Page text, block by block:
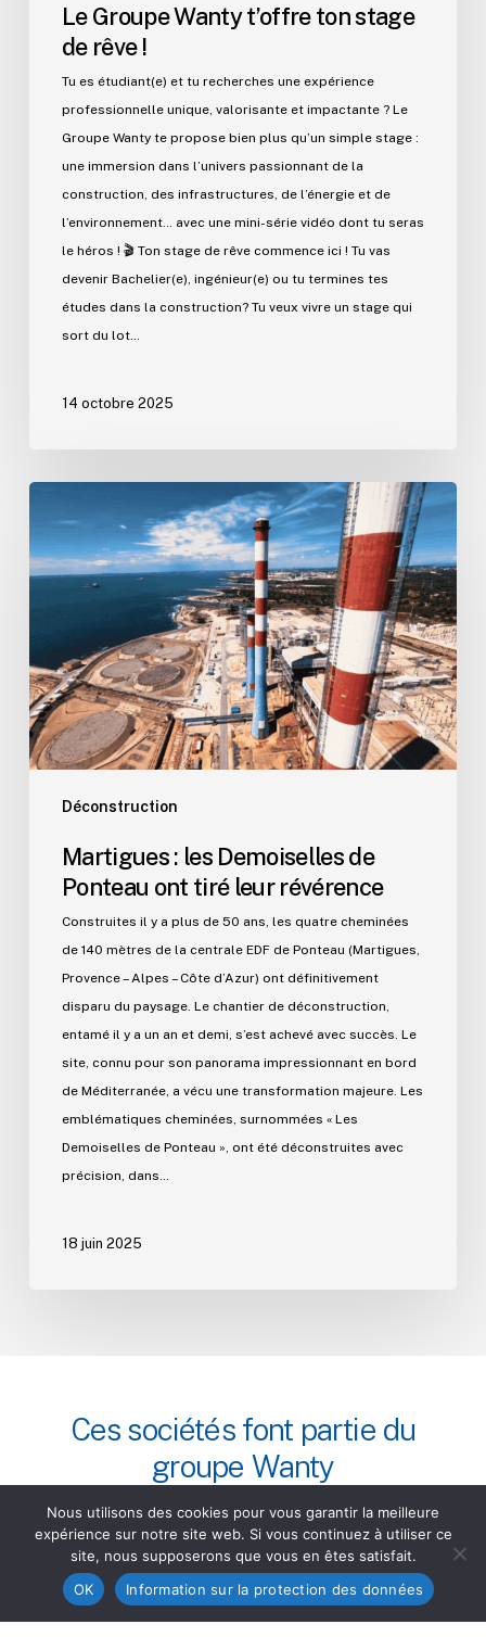
Le Groupe Wanty t’offre ton stage
de rêve !
Tu es étudiant(e) et tu recherches une expérience
professionnelle unique, valorisante et impactante ? Le
Groupe Wanty te propose bien plus qu’un simple stage :
une immersion dans l’univers passionnant de la
construction, des infrastructures, de l’énergie et de
l’environnement… avec une mini-série vidéo dont tu seras
le héros ! 🎬 Ton stage de rêve commence ici ! Tu vas
devenir Bachelier(e), ingénieur(e) ou tu termines tes
études dans la construction? Tu veux vivre un stage qui
sort du lot…
14 octobre 2025
Déconstruction
les
Demoiselles
Ponteau
ont
tiré
leur
révérence
Martigues : les Demoiselles de
Ponteau ont tiré leur révérence
Construites il y a plus de 50 ans, les quatre cheminées
de 140 mètres de la centrale EDF de Ponteau (Martigues,
Provence – Alpes – Côte d’Azur) ont définitivement
disparu du paysage. Le chantier de déconstruction,
entamé il y a un an et demi, s’est achevé avec succès. Le
site, connu pour son panorama impressionnant en bord
de Méditerranée, a vécu une transformation majeure. Les
emblématiques cheminées, surnommées « Les
Demoiselles de Ponteau », ont été déconstruites avec
précision, dans…
18 juin 2025
Ces sociétés font partie du
groupe Wanty
Nous utilisons des cookies pour vous garantir la meilleure
expérience sur notre site web. Si vous continuez à utiliser ce
site, nous supposerons que vous en êtes satisfait.
OK
Information sur la protection des données